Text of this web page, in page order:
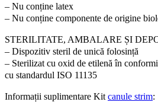
– Nu conține latex
– Nu conține componente de origine
STERILITATE, AMBALARE ȘI
– Dispozitiv steril de unică folosință
– Sterilizat cu oxid de etilenă în
cu standardul ISO 11135
Informații suplimentare Kit canule strim: